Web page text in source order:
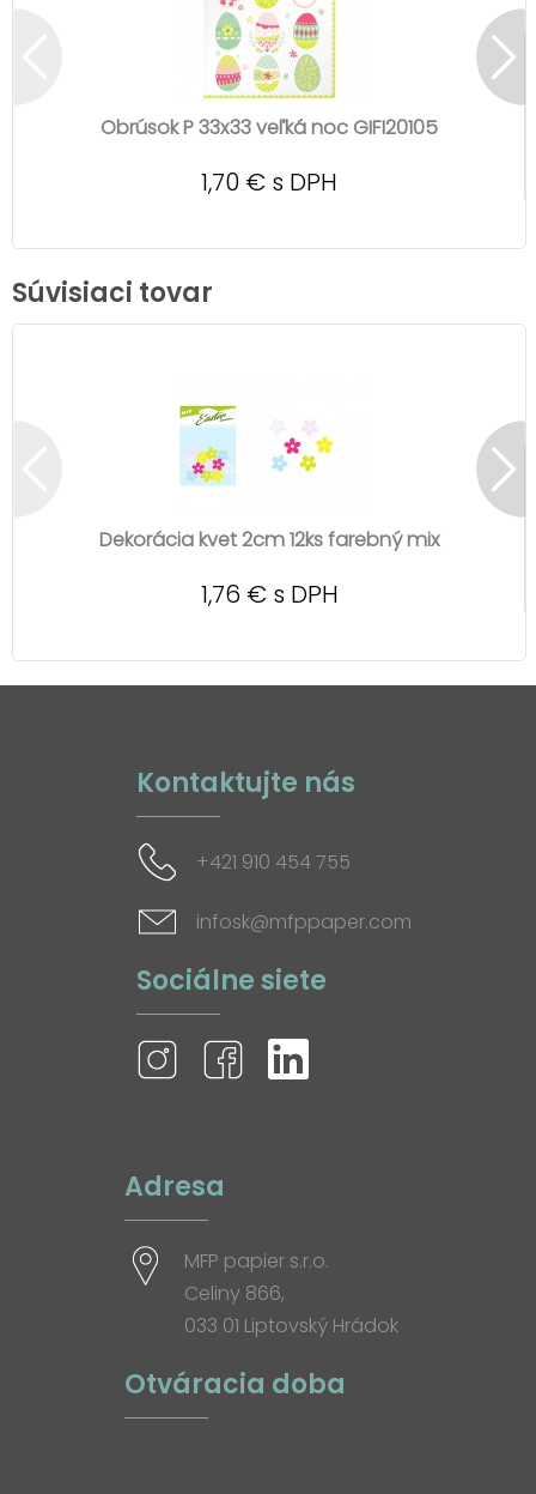
Obrúsok P 33x33 veľká noc GIFI20105
1,70 € s DPH
Súvisiaci tovar
Dekorácia kvet 2cm 12ks farebný mix
1,76 € s DPH
Kontaktujte nás
+421 910 454 755
infosk@mfppaper.com
Sociálne siete
Adresa
MFP papier s.r.o.
Celiny 866,
033 01 Liptovský Hrádok
Otváracia doba